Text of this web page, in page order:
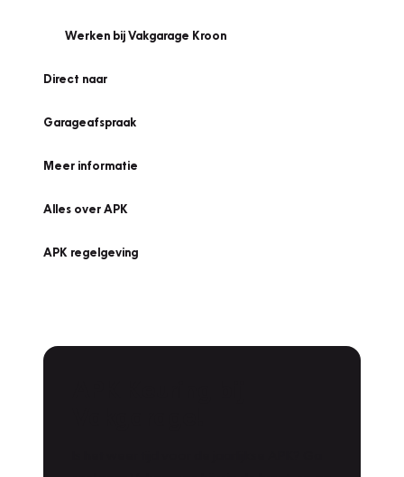
Werken bij Vakgarage Kroon
Direct naar
Garageafspraak
Meer informatie
Alles over APK
APK regelgeving